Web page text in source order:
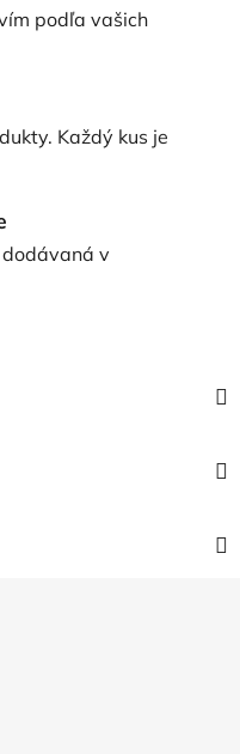
podľa vašich
Každý kus je
v